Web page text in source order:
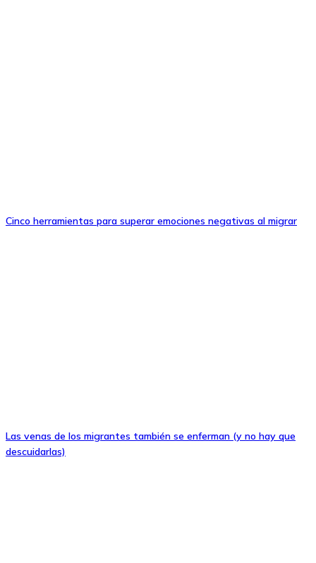
Cinco herramientas para superar emociones negativas al migrar
Las venas de los migrantes también se enferman (y no hay que
descuidarlas)